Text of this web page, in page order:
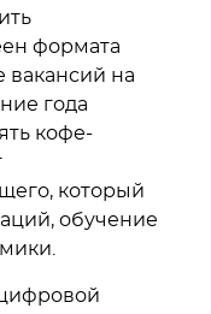
формата
вакансий на
года
кофе-
который
обучение